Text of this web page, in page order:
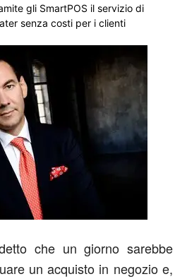
gli SmartPOS il servizio di
senza costi per i clienti
che un giorno sarebbe
un acquisto in negozio e,